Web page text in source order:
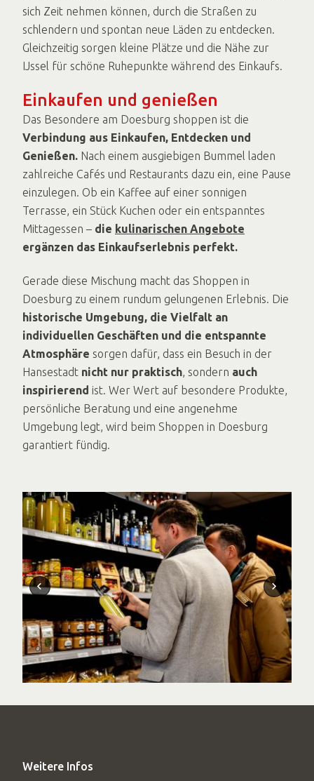
sich Zeit nehmen können, durch die Straßen zu
schlendern und spontan neue Läden zu entdecken.
Gleichzeitig sorgen kleine Plätze und die Nähe zur
IJssel für schöne Ruhepunkte während des Einkaufs.
Einkaufen und genießen
Das Besondere am Doesburg shoppen ist die
Verbindung aus Einkaufen, Entdecken und
Genießen. Nach einem ausgiebigen Bummel laden
zahlreiche Cafés und Restaurants dazu ein, eine Pause
einzulegen. Ob ein Kaffee auf einer sonnigen
Terrasse, ein Stück Kuchen oder ein entspanntes
Mittagessen – die kulinarischen Angebote
ergänzen das Einkaufserlebnis perfekt.
Gerade diese Mischung macht das Shoppen in
Doesburg zu einem rundum gelungenen Erlebnis. Die
historische Umgebung, die Vielfalt an
individuellen Geschäften und die entspannte
Atmosphäre sorgen dafür, dass ein Besuch in der
Hansestadt nicht nur praktisch, sondern auch
inspirierend ist. Wer Wert auf besondere Produkte,
persönliche Beratung und eine angenehme
Umgebung legt, wird beim Shoppen in Doesburg
garantiert fündig.
Weitere Infos